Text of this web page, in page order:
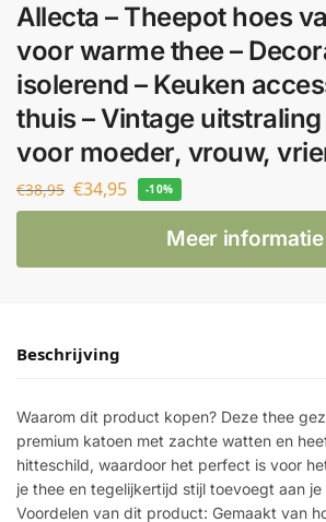
Allecta – Theepot hoes
voor warme thee –
isolerend – Keuken
thuis – Vintage uitstraling
voor moeder, vrouw,
€38,95 €34,95 -10%
Meer informatie
Beschrijving
Waarom dit product kopen? Deze thee
premium katoen met zachte watten en
hitteschild, waardoor het perfect is voor
je thee en tegelijkertijd stijl toevoegt aan
Voordelen van dit product: Gemaakt van